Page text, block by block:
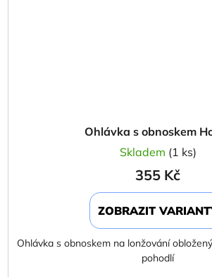
Ohlávka s obnoskem
Skladem (1 ks)
355 Kč
ZOBRAZIT
Ohlávka s obnoskem na lonžování
pohodlí